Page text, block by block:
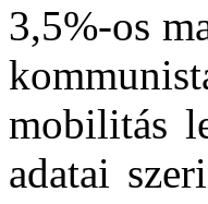
3,5%-os
mobilitás
adatai